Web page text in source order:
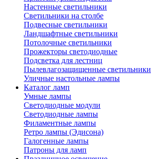
Настенные светильники
Светильники на столбе
Подвесные светильники
Ландшафтные светильники
Потолочные светильники
Прожекторы светодиодные
Подсветка для лестниц
Пылевлагозащищенные светильники
Уличные настольные лампы
Каталог ламп
Умные лампы
Светодиодные модули
Светодиодные лампы
Филаментные лампы
Ретро лампы (Эдисона)
Галогенные лампы
Патроны для ламп